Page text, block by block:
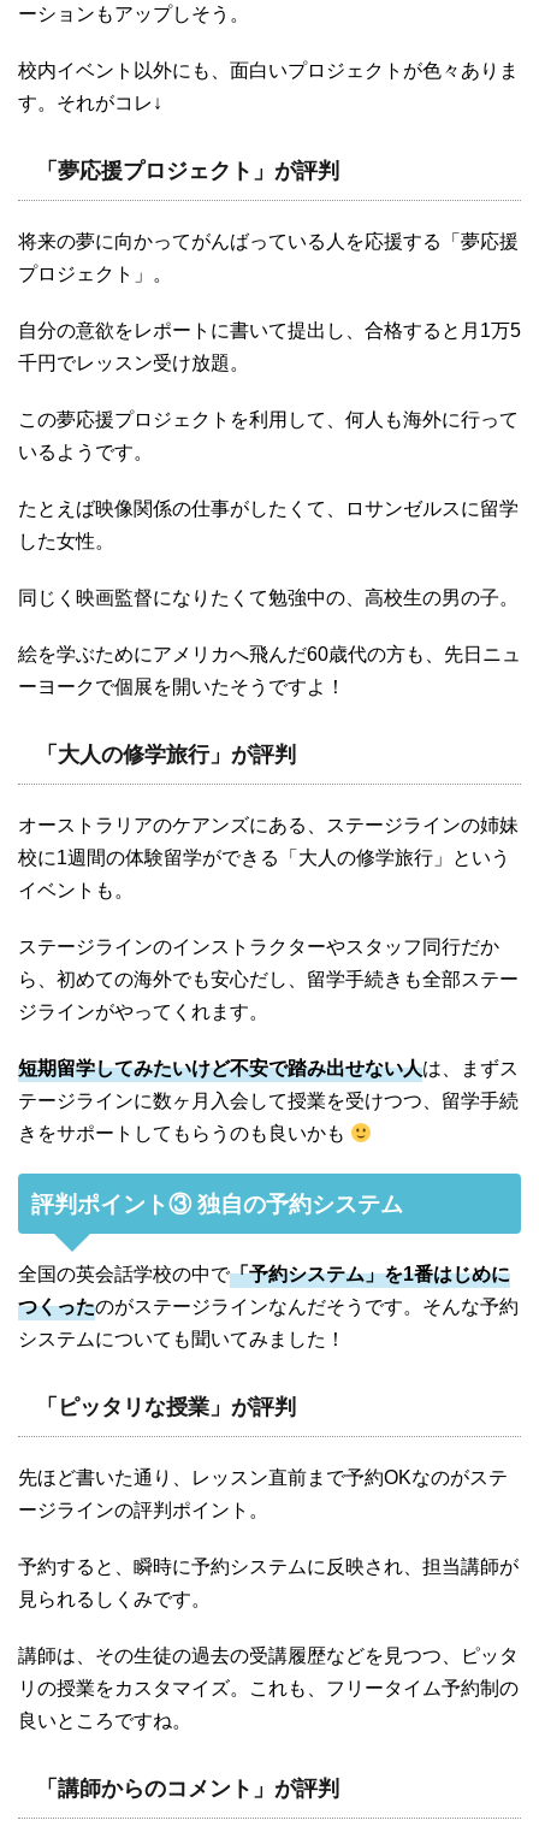
ーションもアップしそう。
校内イベント以外にも、面白いプロジェクトが色々ありま
す。それがコレ↓
「夢応援プロジェクト」が評判
将来の夢に向かってがんばっている人を応援する「夢応援
プロジェクト」。
自分の意欲をレポートに書いて提出し、合格すると月1万5
千円でレッスン受け放題。
この夢応援プロジェクトを利用して、何人も海外に行って
いるようです。
たとえば映像関係の仕事がしたくて、ロサンゼルスに留学
した女性。
同じく映画監督になりたくて勉強中の、高校生の男の子。
絵を学ぶためにアメリカへ飛んだ60歳代の方も、先日ニュ
ーヨークで個展を開いたそうですよ！
「大人の修学旅行」が評判
オーストラリアのケアンズにある、ステージラインの姉妹
校に1週間の体験留学ができる「大人の修学旅行」という
イベントも。
ステージラインのインストラクターやスタッフ同行だか
ら、初めての海外でも安心だし、留学手続きも全部ステー
ジラインがやってくれます。
短期留学してみたいけど不安で踏み出せない人は、まずス
テージラインに数ヶ月入会して授業を受けつつ、留学手続
きをサポートしてもらうのも良いかも
評判ポイント③ 独自の予約システム
全国の英会話学校の中で「予約システム」を1番はじめに
つくったのがステージラインなんだそうです。そんな予約
システムについても聞いてみました！
「ピッタリな授業」が評判
先ほど書いた通り、レッスン直前まで予約OKなのがステ
ージラインの評判ポイント。
予約すると、瞬時に予約システムに反映され、担当講師が
見られるしくみです。
講師は、その生徒の過去の受講履歴などを見つつ、ピッタ
リの授業をカスタマイズ。これも、フリータイム予約制の
良いところですね。
「講師からのコメント」が評判